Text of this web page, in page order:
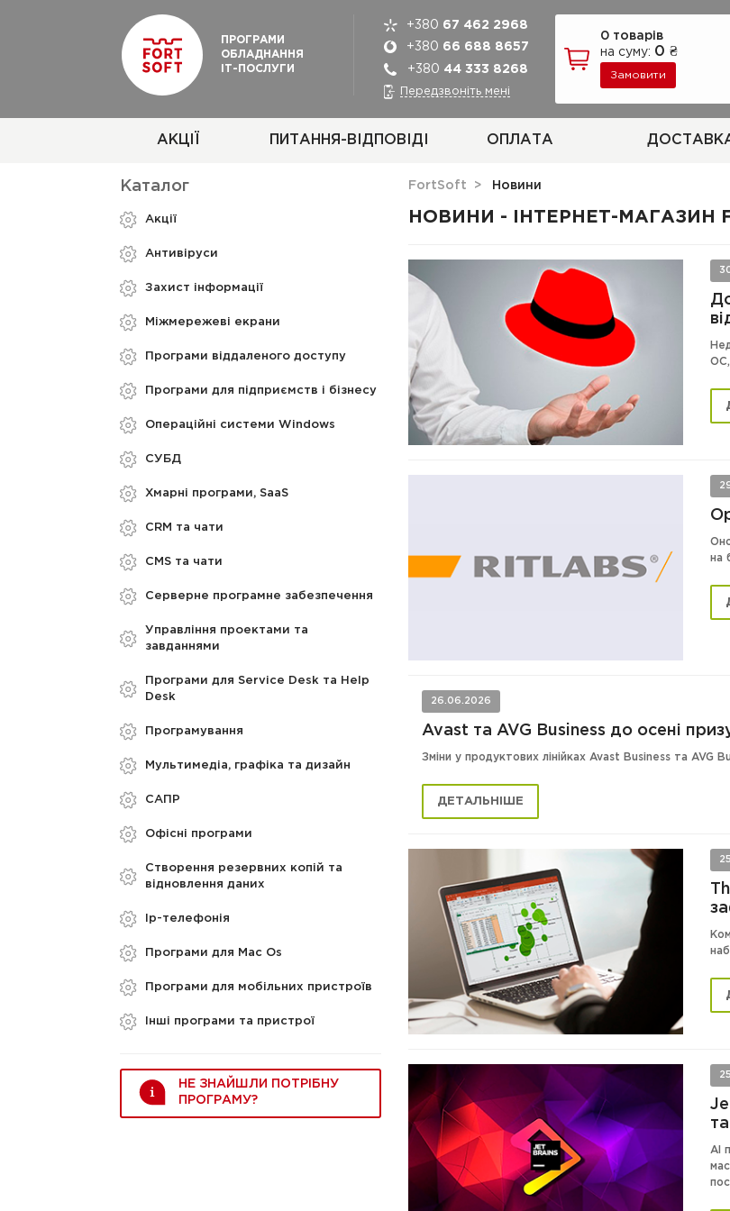
0 товарів
на суму: 0 ₴
Замовити
ПРОГРАМИ
ОБЛАДНАННЯ
ІТ-ПОСЛУГИ
АКЦІЇ ПИТАННЯ-ВІДПОВІДІ ОПЛАТА
+380 67 462 2968
+380 66 688 8657
+380 44 333 8268
Передзвоніть мені
Каталог
Акції
Aнтивіруси
Захист інформації
Міжмережеві екрани
Програми віддаленого доступу
Програми для підприємств і бізнесу
Операційні системи Windows
СУБД
Хмарні програми, SaaS
CRM та чати
CMS та чати
Серверне програмне забезпечення
Управління проектами та
завданнями
Програми для Service Desk та Help
Desk
Програмування
Мультимедіа, графіка та дизайн
САПР
Офісні програми
Створення резервних копій та
відновлення даних
Ip-телефонія
Програми для Mac Os
Програми для мобільних пристроїв
Інші програми та пристрої
НЕ ЗНАЙШЛИ ПОТРІБНУ
ПРОГРАМУ?
FortSoft Новини
НОВИНИ - ІНТЕРНЕТ-МАГАЗИН
ОС,
на
26.06.2026
Avast та AVG Business до осені
Зміни у продуктових лінійках Avast Business та AVG
ДЕТАЛЬНІШЕ
AI